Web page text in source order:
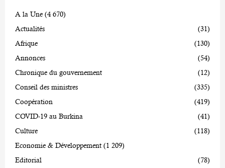
A la Une (4 670)
Actualités
(31)
Afrique
(130)
Annonces
(54)
Chronique du gouvernement
(12)
Conseil des ministres
(335)
Coopération
(419)
COVID-19 au Burkina
(41)
Culture
(118)
Economie & Développement (1 209)
Editorial
(78)